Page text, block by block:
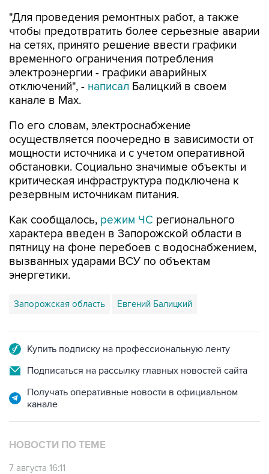
"Для проведения ремонтных работ, а также
чтобы предотвратить более серьезные аварии
на сетях, принято решение ввести графики
временного ограничения потребления
электроэнергии - графики аварийных
отключений", - написал Балицкий в своем
канале в Max.
По его словам, электроснабжение
осуществляется поочередно в зависимости от
мощности источника и с учетом оперативной
обстановки. Социально значимые объекты и
критическая инфраструктура подключена к
резервным источникам питания.
Как сообщалось, режим ЧС регионального
характера введен в Запорожской области в
пятницу на фоне перебоев с водоснабжением,
вызванных ударами ВСУ по объектам
энергетики.
Запорожская область Евгений Балицкий
Купить подписку на профессиональную ленту
Подписаться на рассылку главных новостей сайта
Получать оперативные новости в официальном
канале
НОВОСТИ ПО ТЕМЕ
7 августа 16:11